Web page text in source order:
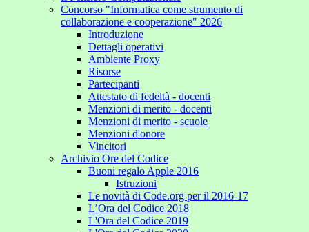
Concorso "Informatica come strumento di
collaborazione e cooperazione" 2026
Introduzione
Dettagli operativi
Ambiente Proxy
Risorse
Partecipanti
Attestato di fedeltà - docenti
Menzioni di merito - docenti
Menzioni di merito - scuole
Menzioni d'onore
Vincitori
Archivio Ore del Codice
Buoni regalo Apple 2016
Istruzioni
Le novità di Code.org per il 2016-17
L’Ora del Codice 2018
L'Ora del Codice 2019